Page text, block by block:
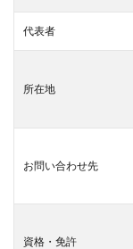
代表者
所在地
お問い合わせ先
資格・免許